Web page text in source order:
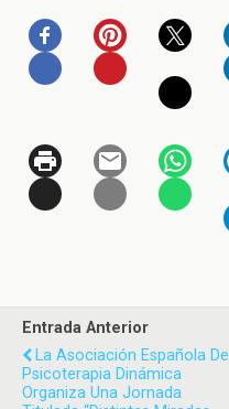
Entrada Anterior
La Asociación Española De
Psicoterapia Dinámica
Organiza Una Jornada